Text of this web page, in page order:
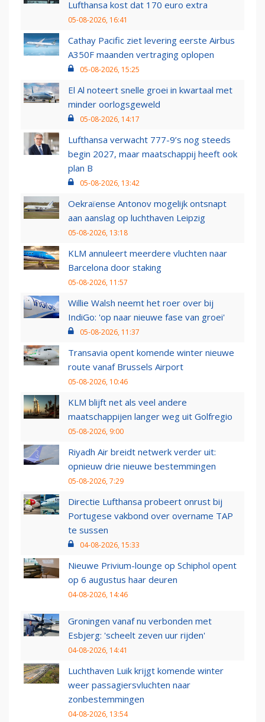
Lufthansa kost dat 170 euro extra
05-08-2026, 16:41
Cathay Pacific ziet levering eerste Airbus
A350F maanden vertraging oplopen
05-08-2026, 15:25
El Al noteert snelle groei in kwartaal met
minder oorlogsgeweld
05-08-2026, 14:17
Lufthansa verwacht 777-9’s nog steeds
begin 2027, maar maatschappij heeft ook
plan B
05-08-2026, 13:42
Oekraïense Antonov mogelijk ontsnapt
aan aanslag op luchthaven Leipzig
05-08-2026, 13:18
KLM annuleert meerdere vluchten naar
Barcelona door staking
05-08-2026, 11:57
Willie Walsh neemt het roer over bij
IndiGo: 'op naar nieuwe fase van groei'
05-08-2026, 11:37
Transavia opent komende winter nieuwe
route vanaf Brussels Airport
05-08-2026, 10:46
KLM blijft net als veel andere
maatschappijen langer weg uit Golfregio
05-08-2026, 9:00
Riyadh Air breidt netwerk verder uit:
opnieuw drie nieuwe bestemmingen
05-08-2026, 7:29
Directie Lufthansa probeert onrust bij
Portugese vakbond over overname TAP
te sussen
04-08-2026, 15:33
Nieuwe Privium-lounge op Schiphol opent
op 6 augustus haar deuren
04-08-2026, 14:46
Groningen vanaf nu verbonden met
Esbjerg: 'scheelt zeven uur rijden'
04-08-2026, 14:41
Luchthaven Luik krijgt komende winter
weer passagiersvluchten naar
zonbestemmingen
04-08-2026, 13:54